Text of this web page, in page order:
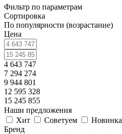
Фильтр по параметрам
Сортировка
По популярности (возрастание)
Цена
4 643 747
7 294 274
9 944 801
12 595 328
15 245 855
Наши предложения
Хит
Советуем
Новинка
Бренд